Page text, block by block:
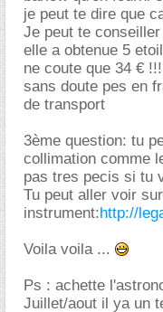
je peut te dire que
Je peut te
elle a obtenue 5
ne coute que 34 €
sans doute pes en
de transport
3ème question: tu
collimation comme
pas tres pecis si tu
Tu peut aller voir
instrument:http://
Voila voila ...
Ps : achette
Juillet/aout il ya un